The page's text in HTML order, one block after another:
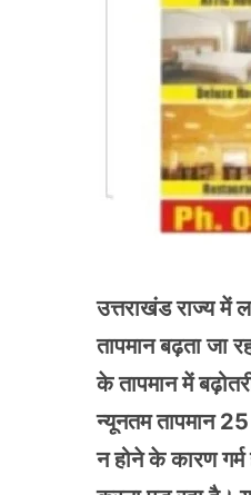
उत्तराखंड राज्य में
तापमान बढ़ता जा
के तापमान में
न्यूनतम तापमान
न होने के कारण